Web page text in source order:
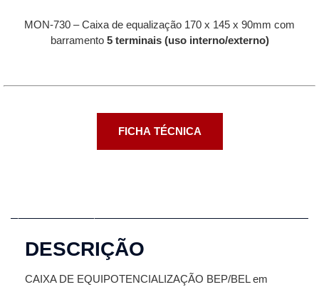
MON-730 – Caixa de equalização 170 x 145 x 90mm com
barramento 5 terminais (uso interno/externo)
FICHA TÉCNICA
DESCRIÇÃO
CAIXA DE EQUIPOTENCIALIZAÇÃO BEP/BEL em